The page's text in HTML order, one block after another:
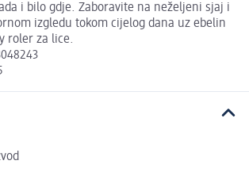
i bilo gdje. Zaboravite na neželjeni sjaj i
izgledu tokom cijelog dana uz ebelin
roler za lice.